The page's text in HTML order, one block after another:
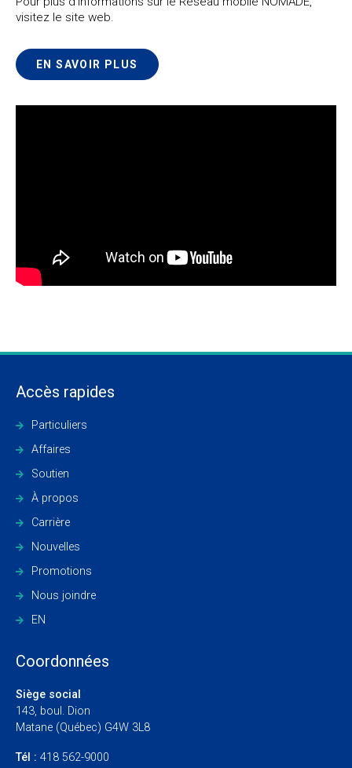
visitez le site web.
EN SAVOIR PLUS
Accès rapides
Particuliers
Affaires
Soutien
À propos
Carrière
Nouvelles
Promotions
Nous joindre
EN
Coordonnées
Siège social
143, boul. Dion
Matane (Québec) G4W 3L8
Tél : 418 562-9000